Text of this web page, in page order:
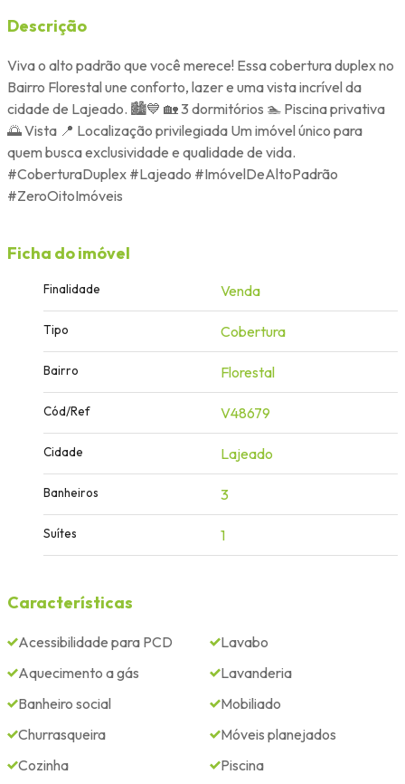
Descrição
Viva o alto padrão que você merece! Essa cobertura duplex no
Bairro Florestal une conforto, lazer e uma vista incrível da
cidade de Lajeado. 🏙️💙 🏡 3 dormitórios 🏊 Piscina privativa
🌅 Vista 📍 Localização privilegiada Um imóvel único para
quem busca exclusividade e qualidade de vida.
#CoberturaDuplex #Lajeado #ImóvelDeAltoPadrão
#ZeroOitoImóveis
Ficha do imóvel
Finalidade Venda
Tipo Cobertura
Bairro Florestal
Cód/Ref V48679
Cidade Lajeado
Banheiros 3
Suítes 1
Características
Acessibilidade para PCD
Aquecimento a gás
Banheiro social
Churrasqueira
Cozinha
Lavabo
Lavanderia
Mobiliado
Móveis planejados
Piscina